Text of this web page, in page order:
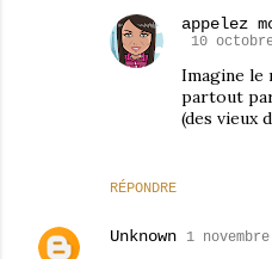
RÉPONDRE
appelez
10
Imagine le
partout
(des vieux
Unknown 1